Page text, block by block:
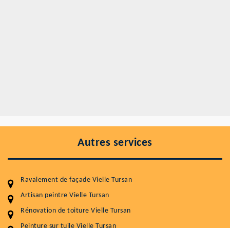
Autres services
Ravalement de façade Vielle Tursan
Artisan peintre Vielle Tursan
Rénovation de toiture Vielle Tursan
Peinture sur tuile Vielle Tursan